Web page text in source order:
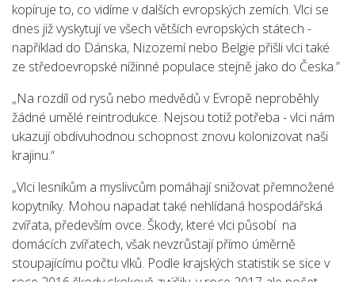
kopíruje to, co vidíme v dalších evropských zemích. Vlci se
dnes již vyskytují ve všech větších evropských státech -
například do Dánska, Nizozemí nebo Belgie přišli vlci také
ze středoevropské nížinné populace stejně jako do Česka.”
„Na rozdíl od rysů nebo medvědů v Evropě neproběhly
žádné umělé reintrodukce. Nejsou totiž potřeba - vlci nám
ukazují obdivuhodnou schopnost znovu kolonizovat naši
krajinu.“
„Vlci lesníkům a myslivcům pomáhají snižovat přemnožené
kopytníky. Mohou napadat také nehlídaná hospodářská
zvířata, především ovce. Škody, které vlci působí na
domácích zvířatech, však nevzrůstají přímo úměrně
stoupajícímu počtu vlků. Podle krajských statistik se sice v